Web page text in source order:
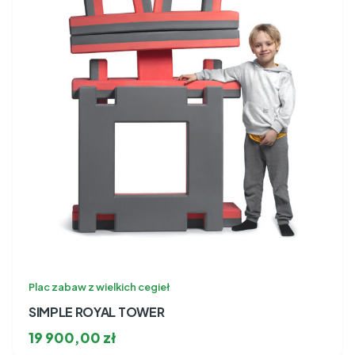
Plac zabaw z wielkich cegieł
SIMPLE ROYAL TOWER
19 900,00 zł